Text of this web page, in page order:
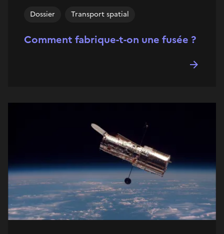
Comment fabrique-t-on une fusée ?
Dossier Transport spatial